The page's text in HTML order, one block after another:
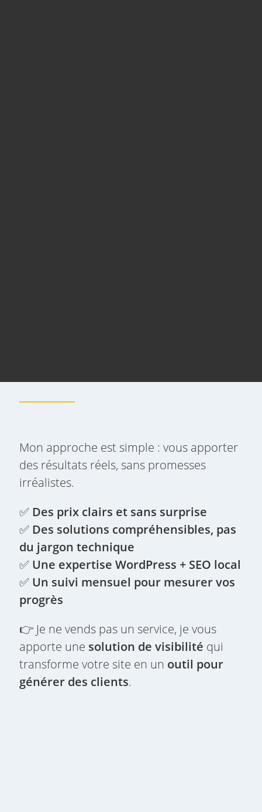
Mon approche est simple : vous apporter
des résultats réels, sans promesses
irréalistes.
✅ Des prix clairs et sans surprise
✅ Des solutions compréhensibles, pas
du jargon technique
✅ Une expertise WordPress + SEO local
✅ Un suivi mensuel pour mesurer vos
progrès
👉 Je ne vends pas un service, je vous
apporte une solution de visibilité qui
transforme votre site en un outil pour
générer des clients.